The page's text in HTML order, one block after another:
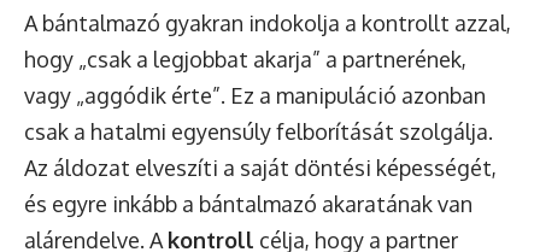
A bántalmazó gyakran indokolja a kontrollt azzal,
hogy „csak a legjobbat akarja” a partnerének,
vagy „aggódik érte”. Ez a manipuláció azonban
csak a hatalmi egyensúly felborítását szolgálja.
Az áldozat elveszíti a saját döntési képességét,
és egyre inkább a bántalmazó akaratának van
alárendelve. A kontroll célja, hogy a partner